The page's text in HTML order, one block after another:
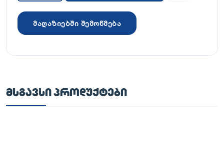
მაღაზიებში შემოწმება
ᲛᲡᲒᲐᲕᲡᲘ ᲞᲠᲝᲓᲣᲥᲢᲔᲑᲘ